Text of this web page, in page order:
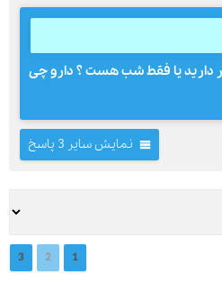
دارید یا فقط شب هست ؟ دارو چی
نمایش سایر 3 پاسخ
1
2
3